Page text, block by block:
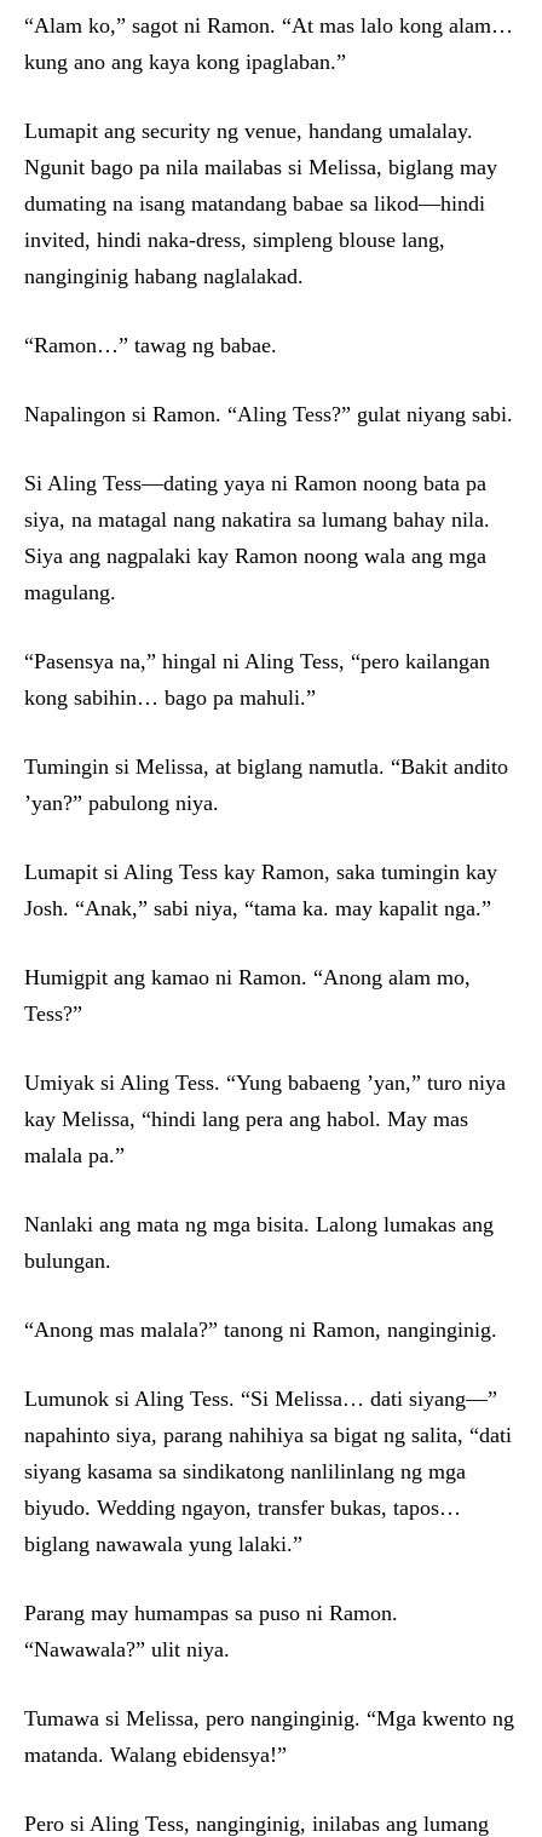
“Alam ko,” sagot ni Ramon. “At mas lalo kong alam…
kung ano ang kaya kong ipaglaban.”
Lumapit ang security ng venue, handang umalalay.
Ngunit bago pa nila mailabas si Melissa, biglang may
dumating na isang matandang babae sa likod—hindi
invited, hindi naka-dress, simpleng blouse lang,
nanginginig habang naglalakad.
“Ramon…” tawag ng babae.
Napalingon si Ramon. “Aling Tess?” gulat niyang sabi.
Si Aling Tess—dating yaya ni Ramon noong bata pa
siya, na matagal nang nakatira sa lumang bahay nila.
Siya ang nagpalaki kay Ramon noong wala ang mga
magulang.
“Pasensya na,” hingal ni Aling Tess, “pero kailangan
kong sabihin… bago pa mahuli.”
Tumingin si Melissa, at biglang namutla. “Bakit andito
’yan?” pabulong niya.
Lumapit si Aling Tess kay Ramon, saka tumingin kay
Josh. “Anak,” sabi niya, “tama ka. may kapalit nga.”
Humigpit ang kamao ni Ramon. “Anong alam mo,
Tess?”
Umiyak si Aling Tess. “Yung babaeng ’yan,” turo niya
kay Melissa, “hindi lang pera ang habol. May mas
malala pa.”
Nanlaki ang mata ng mga bisita. Lalong lumakas ang
bulungan.
“Anong mas malala?” tanong ni Ramon, nanginginig.
Lumunok si Aling Tess. “Si Melissa… dati siyang—”
napahinto siya, parang nahihiya sa bigat ng salita, “dati
siyang kasama sa sindikatong nanlilinlang ng mga
biyudo. Wedding ngayon, transfer bukas, tapos…
biglang nawawala yung lalaki.”
Parang may humampas sa puso ni Ramon.
“Nawawala?” ulit niya.
Tumawa si Melissa, pero nanginginig. “Mga kwento ng
matanda. Walang ebidensya!”
Pero si Aling Tess, nanginginig, inilabas ang lumang